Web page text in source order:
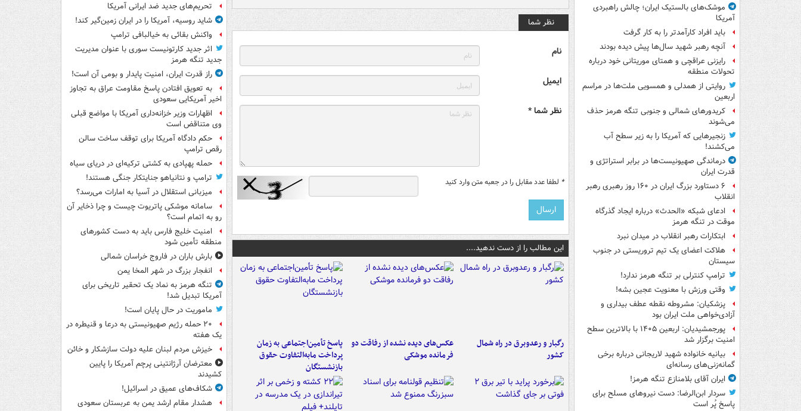
موشک‌های بالستیک ایران؛ چالش راهبردی
آمریکا
باید افراد کارآمدتر را به کار گرفت
آنچه رهبر شهید سال‌ها پیش دیده بودند
رایزنی عراقچی و همتای موریتانی خود درباره
تحولات منطقه
روایتی از همدلی و همسویی ملت‌ها در مراسم
اربعین
کریدورهای شمالی و جنوبی تنگه هرمز حذف
می‌شوند
زنجیرهایی که آمریکا را به زیر سطح آب
می‌کشند!
درماندگی صهیونیست‌ها در برابر استراتژی و
قدرت ایران
۶ دستاورد بزرگ ایران در ۱۶۰ روز رهبری رهبر
انقلاب
ادعای شبکه «الحدث» درباره ایجاد گذرگاه
موقت در تنگه هرمز
ابتکارات رهبر انقلاب در میدان نبرد
هلاکت اعضای یک تیم تروریستی در جنوب
سیستان
ترامپ کنترلی بر تنگه هرمز ندارد!
وقتی ورزش با معنویت عجین بشه!
پزشکیان: مشروطه نقطه عطف بیداری و
آزادی‌خواهی ملت ایران بود
پورجمشیدیان: اربعین ۱۴۰۵ با بالاترین سطح
امنیت برگزار شد
بیانیه خانواده شهید لاریجانی درباره برخی
گمانه‌زنی‌های رسانه‌ای
ایران آقای بلامنازع تنگه هرمز!
سردار ابن‌الرضا: دست نیروهای مسلح برای
پاسخ پُر است
نظر شما
نام
ایمیل
نظر شما *
* لطفا عدد مقابل را در جعبه متن وارد کنید
این مطالب را از دست ندهید....
رگبار و رعدوبرق در راه شمال
کشور
عکس‌های دیده نشده از رفاقت دو
فرمانده‌ موشکی
پاسخ تأمین‌اجتماعی به زمان
پرداخت مابه‌التفاوت حقوق
بازنشستگان
تحریم‌های جدید ضد ایرانی آمریکا
شاید روسیه، آمریکا را در ایران زمین‌گیر کند!
واکنش بقائی به خیالبافی ترامپ
اثر جدید کارتونیست سوری با عنوان مدیریت
جدید تنگه هرمز
راز قدرت ایران، امنیت پایدار و بومی آن است!
به تعویق افتادن پاسخ مقاومت عراق به تجاوز
اخیر آمریکایی سعودی
اظهارات وزیر خزانه‌داری آمریکا با مواضع قبلی
وی متناقض است
حکم دادگاه آمریکا برای توقف ساخت سالن
رقص ترامپ
حمله پهپادی به کشتی ترکیه‌ای در دریای سیاه
ترامپ و نتانیاهو جنایتکار جنگی هستند!
میزبانی استقلال در آسیا به امارات می‌رسد؟
سامانه موشکی پاتریوت چیست و چرا ذخایر آن
رو به اتمام است؟
امنیت خلیج فارس باید به دست کشورهای
منطقه تأمین شود
بارش باران در فاروج خراسان شمالی
انفجار بزرگ در شهر المخا یمن
تنگه هرمز به نماد یک تحقیر تاریخی برای
آمریکا تبدیل شد!
ماموریت در حال پایان است!
۲۰ حمله رژیم صهیونیستی به درعا و قنیطره در
یک هفته
خیزش مردم لبنان علیه دولت سازشکار و خائن
معترضان آرژانتینی پرچم آمریکا را پایین
کشیدند
شکاف‌های عمیق در اسرائیل!
هشدار مقام ارشد یمن به عربستان سعودی